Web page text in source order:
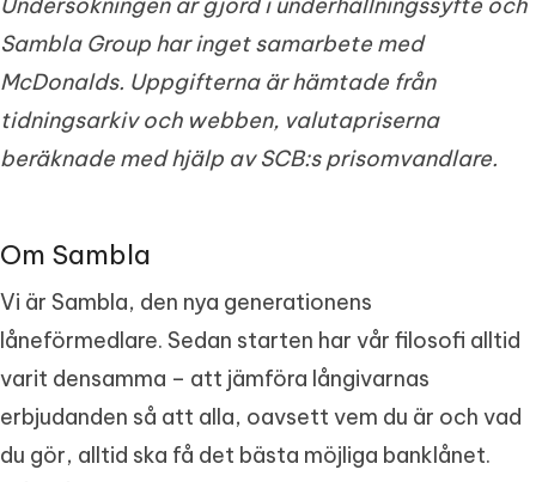
Sambla Group har inget samarbete med
McDonalds. Uppgifterna är hämtade från
tidningsarkiv och webben, valutapriserna
beräknade med hjälp av SCB:s prisomvandlare.
Om Sambla
Vi är Sambla, den nya generationens
låneförmedlare. Sedan starten har vår filosofi alltid
varit densamma – att jämföra långivarnas
erbjudanden så att alla, oavsett vem du är och vad
du gör, alltid ska få det bästa möjliga banklånet.